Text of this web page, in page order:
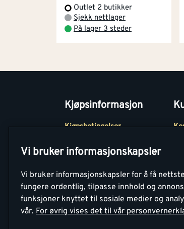
Outlet 2 butikker
Sjekk nettlager
På lager 3 steder
Kjøpsinformasjon
Kjøpsbetingelser
Betaling
Retur- og
angrerettsskjema
Vi bruker informasjonskapsler
Vi bruker informasjonskapsler for å få
fungere ordentlig, tilpasse innhold og
funksjoner knyttet til sosiale medier og
vår. For øvrig vises det til vår